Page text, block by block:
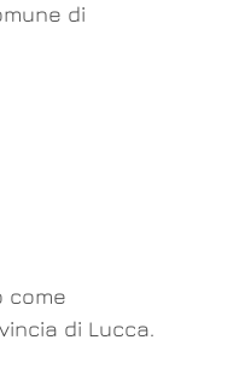
di
come
di Lucca.